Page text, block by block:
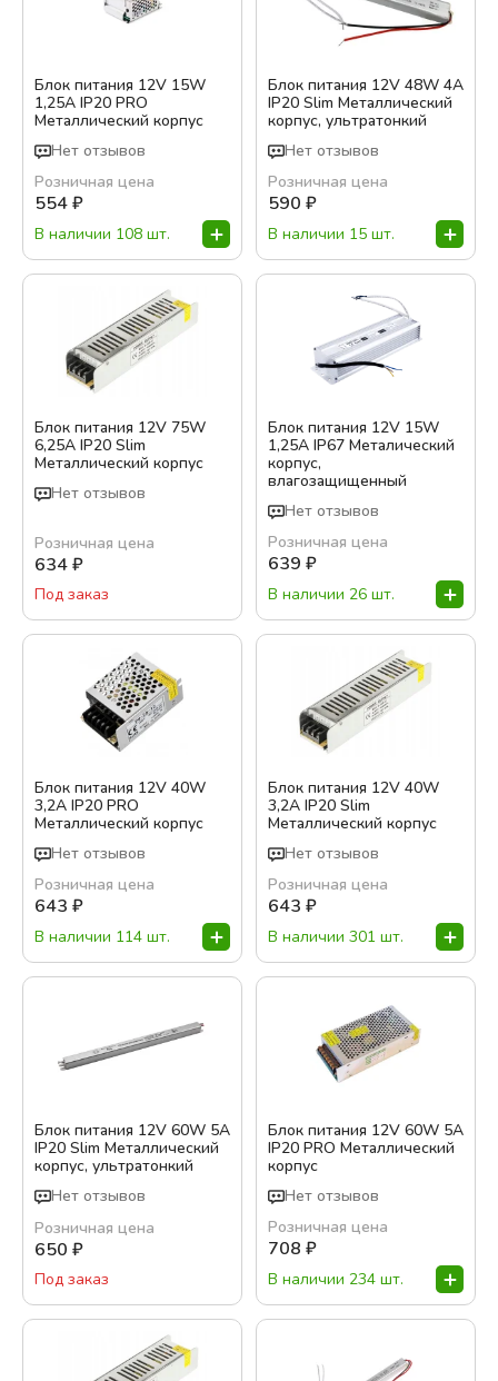
Блок питания 12V 15W
1,25А IP20 PRO
Металлический корпус
Нет отзывов
Розничная цена
554₽
В наличии 108 шт.
Блок питания 12V 48W 4A
IP20 Slim Металлический
корпус, ультратонкий
Нет отзывов
Розничная цена
590 ₽
В наличии 15 шт.
Блок питания 12V 75W
6,25A IP20 Slim
Металлический корпус
Нет отзывов
Розничная цена
634₽
Под заказ
Блок питания 12V 15W
1,25A IP67 Металический
корпус,
влагозащищенный
Нет отзывов
Розничная цена
639 ₽
В наличии 26 шт.
Блок питания 12V 40W
3,2А IP20 PRO
Металлический корпус
Нет отзывов
Розничная цена
643 ₽
В наличии 114 шт.
Блок питания 12V 40W
3,2A IP20 Slim
Металлический корпус
Нет отзывов
Розничная цена
643 ₽
В наличии 301 шт.
Блок питания 12V 60W 5A
IP20 Slim Металлический
корпус, ультратонкий
Нет отзывов
Розничная цена
650 ₽
Под заказ
Блок питания 12V 60W 5A
IP20 PRO Металлический
корпус
Нет отзывов
Розничная цена
708 ₽
В наличии 234 шт.